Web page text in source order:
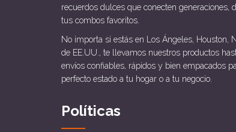
recuerdos dulces que conecten
tus combos favoritos.
No importa si estás en Los Ángeles, Houston,
de EE.UU., te llevamos nuestros productos
envíos confiables, rápidos y bien empacados
perfecto estado a tu hogar o a tu negocio.
Políticas